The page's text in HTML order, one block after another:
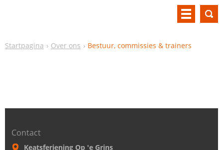
Startpagina Over ons Bestuur, commissies & trainers
Contact
Keatsferiening Op 'e Grins